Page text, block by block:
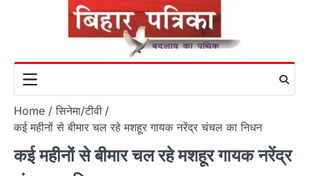
Home
सिनेमा/टीवी
कई महीनों से बीमार चल रहे मशहूर गायक नरेंद्र चंचल का निधन
कई महीनों से बीमार चल रहे मशहूर गायक नरेंद्र